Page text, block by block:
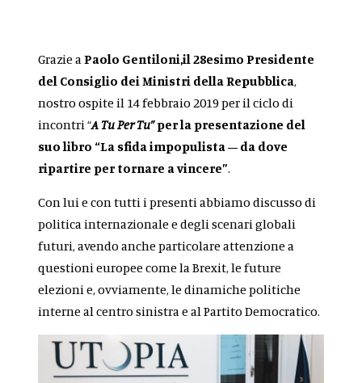
Grazie aPaolo Gentiloni,il 28esimo Presidente
del Consiglio dei Ministri della Repubblica,
nostro ospite il 14 febbraio 2019 per il ciclo di
incontri “A Tu Per Tu”per la presentazione del
suo libro “La sfida impopulista – da dove
ripartire per tornare a vincere”.
Con lui e con tutti i presenti abbiamo discusso di
politica internazionale e degli scenari globali
futuri, avendo anche particolare attenzione a
questioni europee come la Brexit, le future
elezioni e, ovviamente, le dinamiche politiche
interne al centro sinistra e al Partito Democratico.